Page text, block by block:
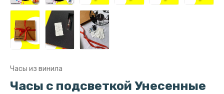
Часы из винила
Часы с подсветкой Унесенные